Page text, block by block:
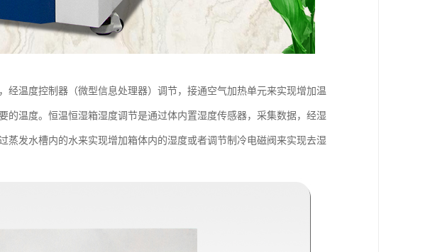
经温度控制器（微型信息处理器）调节，接通空气加热单元来实现增加温
的温度。恒温恒湿箱湿度调节是通过体内置湿度传感器，采集数据，经湿
蒸发水槽内的水来实现增加箱体内的湿度或者调节制冷电磁阀来实现去湿